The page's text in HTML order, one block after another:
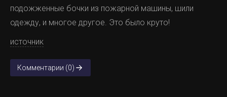
подожженные бочки из пожарной машины, шили
одежду, и многое другое. Это было круто!
источник
Комментарии (0)